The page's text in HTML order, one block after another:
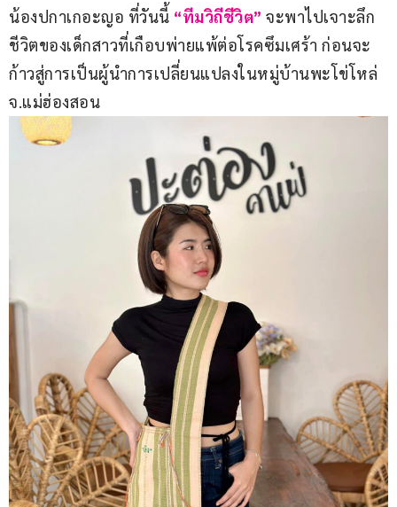
น้องปกาเกอะญอ ที่วันนี้ “ทีมวิถีชีวิต” จะพาไปเจาะลึก
ชีวิตของเด็กสาวที่เกือบพ่ายแพ้ต่อโรคซึมเศร้า ก่อนจะ
ก้าวสู่การเป็นผู้นำการเปลี่ยนแปลงในหมู่บ้านพะโข่โหล่
จ.แม่ฮ่องสอน